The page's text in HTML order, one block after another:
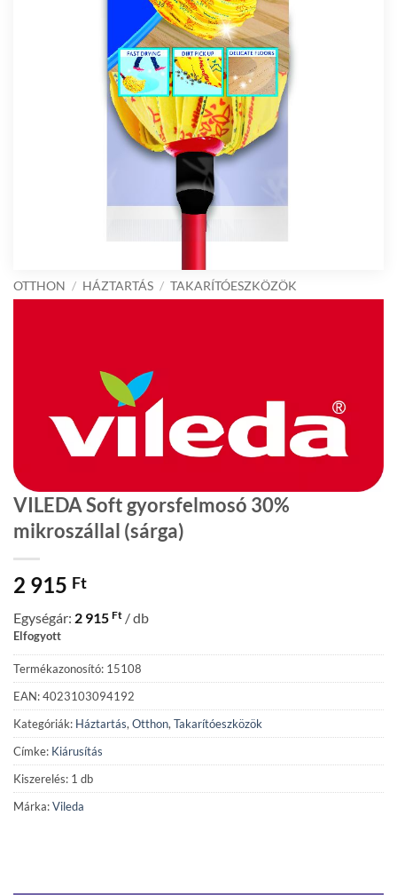
OTTHON / HÁZTARTÁS / TAKARÍTÓESZKÖZÖK
VILEDA Soft gyorsfelmosó 30%
mikroszállal (sárga)
2 915 Ft
Egységár: 2 915 Ft / db
Elfogyott
Termékazonosító: 15108
EAN: 4023103094192
Kategóriák: Háztartás, Otthon, Takarítóeszközök
Címke: Kiárusítás
Kiszerelés: 1 db
Márka:Vileda